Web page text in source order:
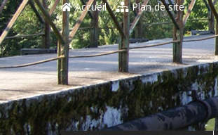
Accueil Plan de site